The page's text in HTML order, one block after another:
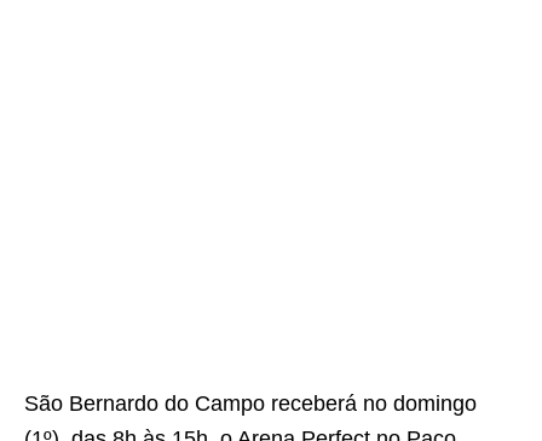
São Bernardo do Campo receberá no domingo